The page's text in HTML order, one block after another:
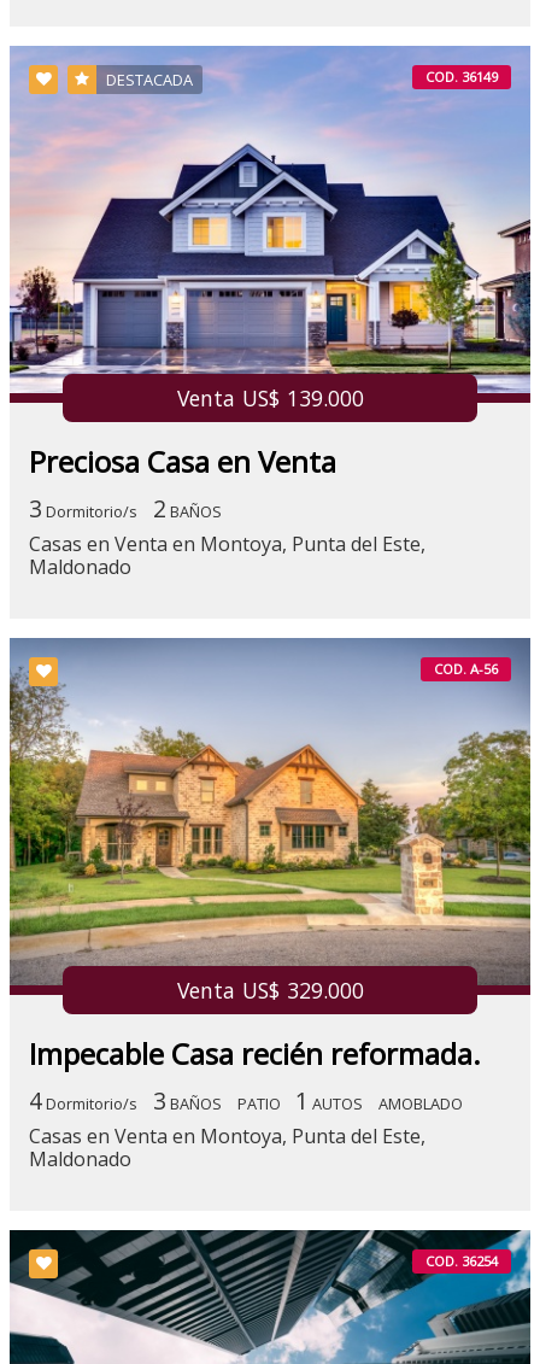
DESTACADA COD. 36149
Venta US$ 139.000
Preciosa Casa en Venta
3 Dormitorio/s 2 BAÑOS
Casas en Venta en Montoya, Punta del Este,
Maldonado
COD. A-56
Venta US$ 329.000
Impecable Casa recién reformada.
4Dormitorio/s 3 BAÑOS PATIO 1 AUTOS AMOBLADO
Casas en Venta en Montoya, Punta del Este,
Maldonado
COD. 36254